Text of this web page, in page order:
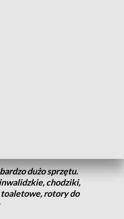
dużo sprzętu.
chodziki,
rotory do